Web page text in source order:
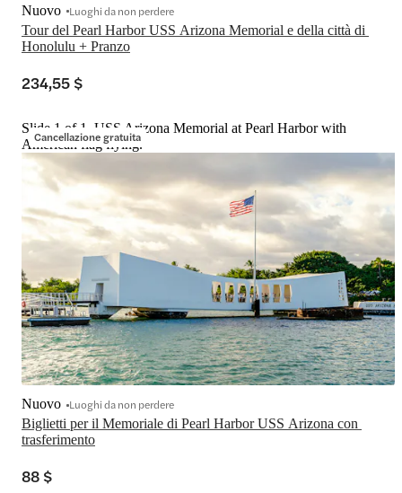
Tour del Pearl Harbor USS Arizona Memorial e della città di
Honolulu + Pranzo
Nuovo Luoghi da non perdere
234,55 $
Cancellazione gratuita
Slide 1 of 1, USS Arizona Memorial at Pearl Harbor with
American flag flying.
Biglietti per il Memoriale di Pearl Harbor USS Arizona con
trasferimento
Nuovo Luoghi da non perdere
88 $